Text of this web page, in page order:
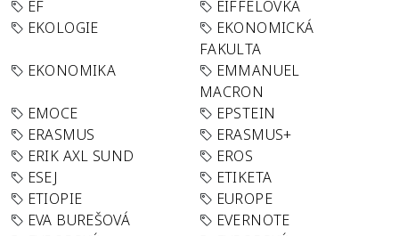
EF
EIFFELOVKA
EKOLOGIE
EKONOMICKÁ
FAKULTA
EKONOMIKA
EMMANUEL
MACRON
EMOCE
EPSTEIN
ERASMUS
ERASMUS+
ERIK AXL SUND
EROS
ESEJ
ETIKETA
ETIOPIE
EUROPE
EVA BUREŠOVÁ
EVERNOTE